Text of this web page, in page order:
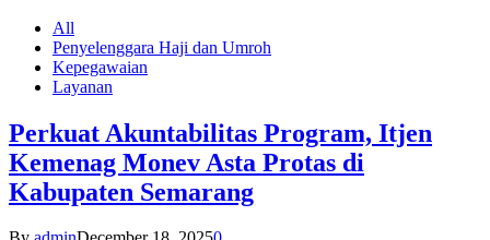
All
Penyelenggara Haji dan Umroh
Kepegawaian
Layanan
Perkuat Akuntabilitas Program, Itjen
Kemenag Monev Asta Protas di
Kabupaten Semarang